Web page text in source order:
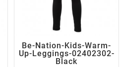
Be-Nation-Kids-Warm-
Up-Leggings-02402302-
Black